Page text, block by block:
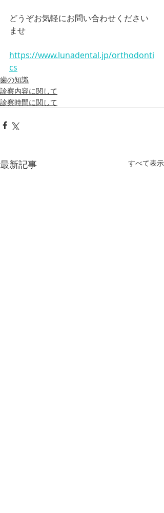
どうぞお気軽にお問い合わせください
ませ
https://www.lunadental.jp/orthodonti
cs
歯の知識
診察内容に関して
診察時間に関して
最新記事 すべて表示